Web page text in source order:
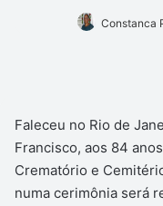
Constanca
Faleceu no Rio de
Francisco, aos 84
Crematório e
numa cerimônia será